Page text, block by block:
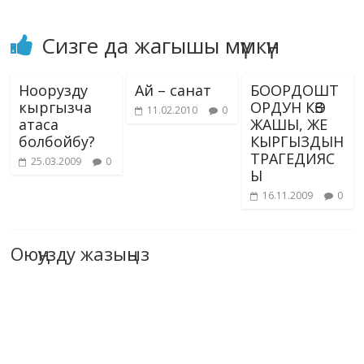
Сизге да жагышы мүмкүн
Ноорузду
кыргызча
атаса
болбойбу?
25.03.2009 0
Ай – санат
11.02.2010 0
БООРДОШТ
ОРДУН КӨЗ
ЖАШЫ, ЖЕ
КЫРГЫЗДЫН
ТРАГЕДИЯС
Ы
16.11.2009 0
Оюңузду жазыңыз